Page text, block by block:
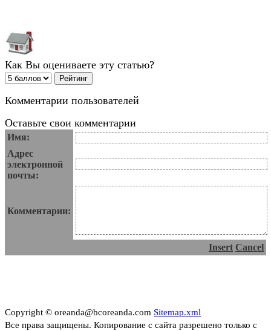
Как Вы оцениваете эту статью?
Комментарии пользователей
Оставьте свои комментарии
Имя:
Адрес
электронной
почты:
Комментарии:
Insert Cancel
Copyright © oreanda@bcoreanda.com Sitemap.xml
Все права защищены. Копирование с сайта разрешено только с